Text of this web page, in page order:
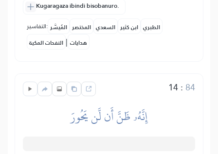
Kugaragaza ibindi bisobanuro.
التفاسير: المُيسَّر المختصر السعدي ابن كثير الطبري
النفحات المكية | هدايات
14: 84
إِنَّهُۥ ظَنَّ أَن لَّن يَحُورَ